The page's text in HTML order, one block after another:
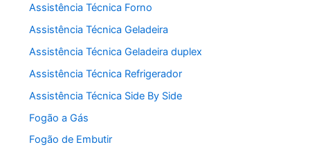
Assistência Técnica Forno
Assistência Técnica Geladeira
Assistência Técnica Geladeira duplex
Assistência Técnica Refrigerador
Assistência Técnica Side By Side
Fogão a Gás
Fogão de Embutir